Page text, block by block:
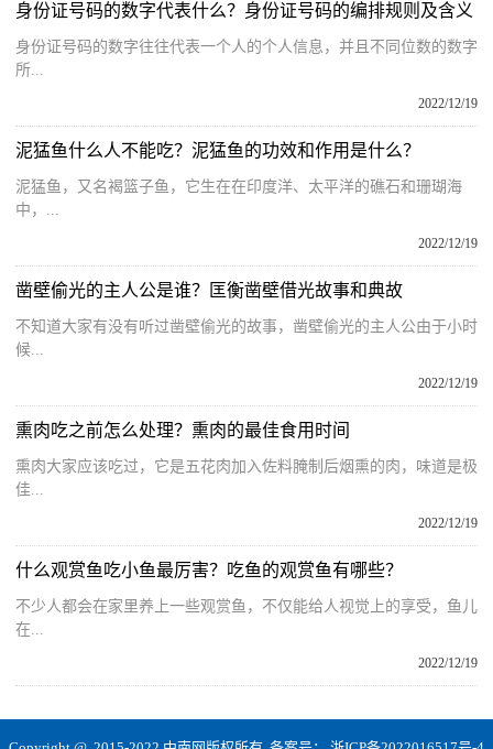
身份证号码的数字代表什么？身份证号码的编排规则及含义
身份证号码的数字往往代表一个人的个人信息，并且不同位数的数字
所...
2022/12/19
泥猛鱼什么人不能吃？泥猛鱼的功效和作用是什么？
泥猛鱼，又名褐篮子鱼，它生在在印度洋、太平洋的礁石和珊瑚海
中，...
2022/12/19
凿壁偷光的主人公是谁？匡衡凿壁借光故事和典故
不知道大家有没有听过凿壁偷光的故事，凿壁偷光的主人公由于小时
候...
2022/12/19
熏肉吃之前怎么处理？熏肉的最佳食用时间
熏肉大家应该吃过，它是五花肉加入佐料腌制后烟熏的肉，味道是极
佳...
2022/12/19
什么观赏鱼吃小鱼最厉害？吃鱼的观赏鱼有哪些？
不少人都会在家里养上一些观赏鱼，不仅能给人视觉上的享受，鱼儿
在...
2022/12/19